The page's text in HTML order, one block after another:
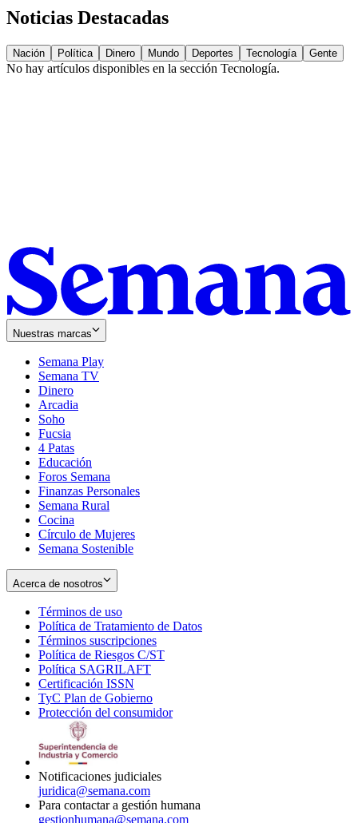
Noticias Destacadas
Nación Política Dinero Mundo Deportes Tecnología Gente
No hay artículos disponibles en la sección Tecnología.
Nuestras marcas
Semana Play
Semana TV
Dinero
Arcadia
Soho
in
new
window
Fucsia
in
new
window
4 Patas
Educación
Foros Semana
Finanzas Personales
Semana Rural
Cocina
Círculo de Mujeres
Semana Sostenible
Acerca de nosotros
Términos de uso
in
new
window
Política de Tratamiento de Datos
Términos suscripciones
in
Política de Riesgos C/ST
Política SAGRILAFT
new
window
Certificación ISSN
in
new
TyC Plan de Gobierno
in
Protección del consumidorOpens
Notificaciones judiciales
juridica@semana.com
Para contactar a gestión humana
gestionhumana@semana.com